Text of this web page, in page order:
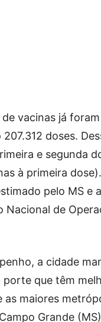
vacinas já
doses.
e segunda
à primeira
pelo MS e
Nacional de
a cidade
porte que têm
as maiores
Grande